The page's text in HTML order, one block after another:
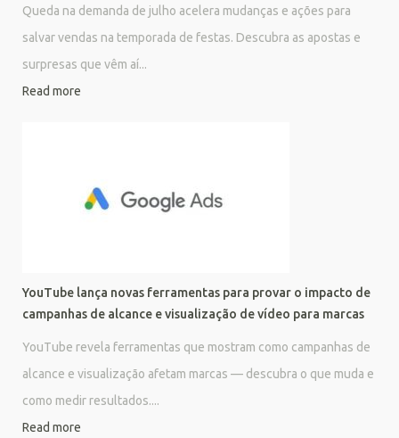
Queda na demanda de julho acelera mudanças e ações para
salvar vendas na temporada de festas. Descubra as apostas e
surpresas que vêm aí...
Read more
YouTube lança novas ferramentas para provar o impacto de
campanhas de alcance e visualização de vídeo para marcas
YouTube revela ferramentas que mostram como campanhas de
alcance e visualização afetam marcas — descubra o que muda e
como medir resultados....
Read more